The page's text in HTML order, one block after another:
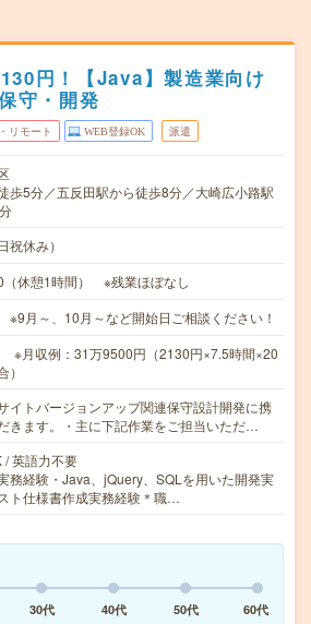
円！【Java】製造業向け
守・開発
リモート WEB登録OK 派遣
歩5分／五反田駅から徒歩8分／大崎広小路駅
祝休み）
（休憩1時間） ※残業ほぼなし
月～、10月～など開始日ご相談ください！
※月収例：31万9500円（2130円×7.5時間×20
）
イトバージョンアップ関連保守設計開発に携
きます。・主に下記作業をご担当いただ…
/ 英語力不要
務経験・Java、jQuery、SQLを用いた開発実
ト仕様書作成実務経験＊職…
30代 40代 50代
60代